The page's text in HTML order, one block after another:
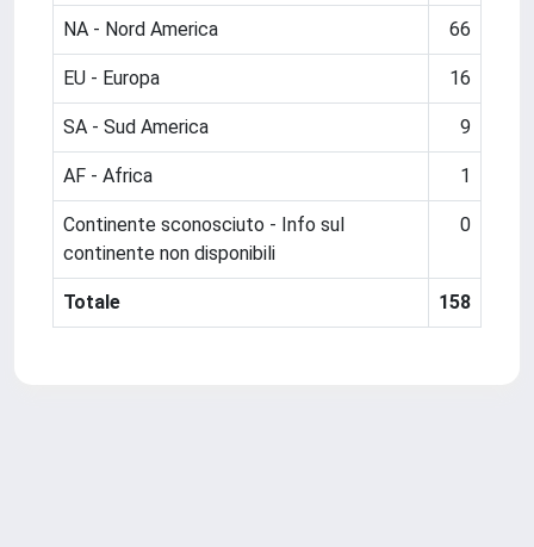
NA - Nord America 66
EU - Europa 16
SA - Sud America 9
AF - Africa 1
Continente sconosciuto - Info sul
continente non disponibili
0
Totale 158